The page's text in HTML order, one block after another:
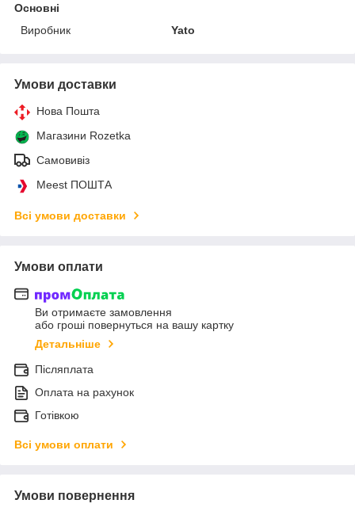
Основні
Виробник
Yato
Умови доставки
Нова Пошта
Магазини Rozetka
Самовивіз
Meest ПОШТА
Всі умови доставки
Умови оплати
Ви отримаєте замовлення
або гроші повернуться на вашу картку
Детальніше
Післяплата
Оплата на рахунок
Готівкою
Всі умови оплати
Умови повернення